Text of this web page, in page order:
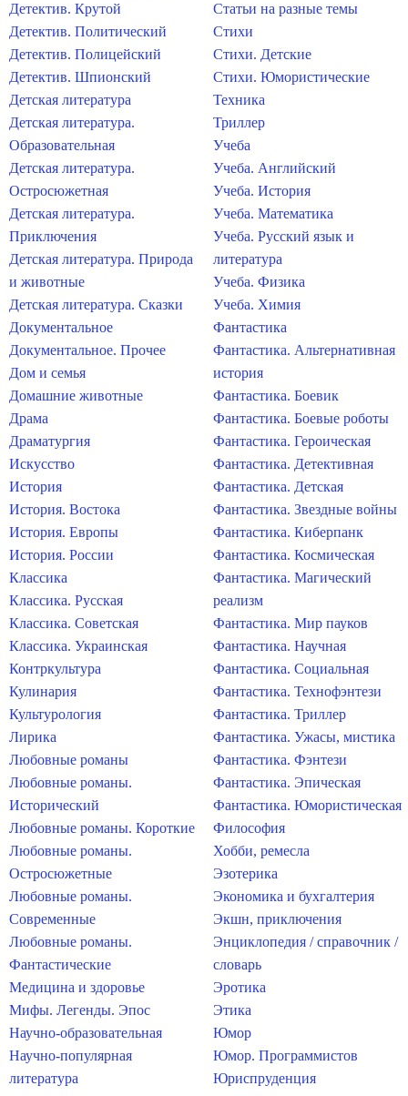
Детектив. Крутой
Детектив. Политический
Детектив. Полицейский
Детектив. Шпионский
Детская литература
Детская литература.
Образовательная
Детская литература.
Остросюжетная
Детская литература.
Приключения
Детская литература. Природа
и животные
Детская литература. Сказки
Документальное
Документальное. Прочее
Дом и семья
Домашние животные
Драма
Драматургия
Искусство
История
История. Востока
История. Европы
История. России
Классика
Классика. Русская
Классика. Советская
Классика. Украинская
Контркультура
Кулинария
Культурология
Лирика
Любовные романы
Любовные романы.
Исторический
Любовные романы. Короткие
Любовные романы.
Остросюжетные
Любовные романы.
Современные
Любовные романы.
Фантастические
Медицина и здоровье
Мифы. Легенды. Эпос
Научно-образовательная
Научно-популярная
литература
Статьи на разные темы
Стихи
Стихи. Детские
Стихи. Юмористические
Техника
Триллер
Учеба
Учеба. Английский
Учеба. История
Учеба. Математика
Учеба. Русский язык и
литература
Учеба. Физика
Учеба. Химия
Фантастика
Фантастика. Альтернативная
история
Фантастика. Боевик
Фантастика. Боевые роботы
Фантастика. Героическая
Фантастика. Детективная
Фантастика. Детская
Фантастика. Звездные войны
Фантастика. Киберпанк
Фантастика. Космическая
Фантастика. Магический
реализм
Фантастика. Мир пауков
Фантастика. Научная
Фантастика. Социальная
Фантастика. Технофэнтези
Фантастика. Триллер
Фантастика. Ужасы, мистика
Фантастика. Фэнтези
Фантастика. Эпическая
Фантастика. Юмористическая
Философия
Хобби, ремесла
Эзотерика
Экономика и бухгалтерия
Экшн, приключения
Энциклопедия / справочник /
словарь
Эротика
Этика
Юмор
Юмор. Программистов
Юриспруденция